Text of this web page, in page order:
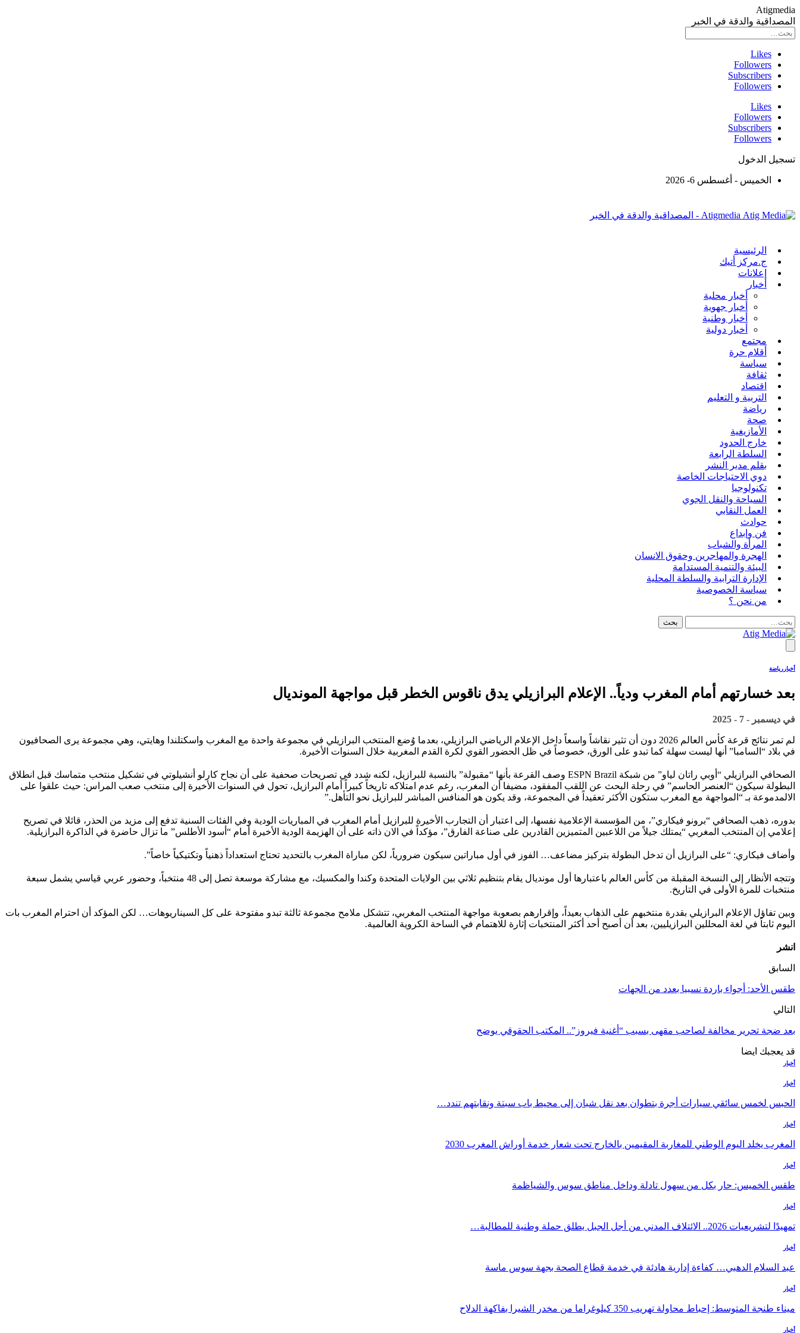
Atigmedia
المصداقية والدقة في الخبر
Likes
Followers
Subscribers
Followers
Likes
Followers
Subscribers
Followers
تسجيل الدخول
الخميس - أغسطس 6- 2026
Atigmedia - المصداقية والدقة في الخبر
الرئيسية
ج.مركز أتيك
إعلانات
أخبار
أخبار محلية
أخبار جهوية
أخبار وطنية
أخبار دولية
مجتمع
أقلام حرة
سياسة
ثقافة
اقتصاد
التربية و التعليم
رياضة
صحة
الأمازيغية
خارج الحدود
السلطة الرابعة
بقلم مدير النشر
دوي الاحتياجات الخاصة
تكنولوجيا
السياحة والنقل الجوي
العمل النقابي
حوادث
فن وإبداع
المرأة والشباب
الهجرة والمهاجرين وحقوق الانسان
البيئة والتنمية المستدامة
الإدارة الترابية والسلطة المحلية
سياسة الخصوصية
من نحن ؟
أخبار رياضة
بعد خسارتهم أمام المغرب ودياً.. الإعلام البرازيلي يدق ناقوس الخطر قبل مواجهة المونديال
في ديسمبر - 7 - 2025
لم تمر نتائج قرعة كأس العالم 2026 دون أن تثير نقاشاً واسعاً داخل الإعلام الرياضي البرازيلي، بعدما وُضع المنتخب البرازيلي في مجموعة واحدة مع المغرب واسكتلندا وهايتي، وهي مجموعة يرى الصحافيون
في بلاد “السامبا” أنها ليست سهلة كما تبدو على الورق، خصوصاً في ظل الحضور القوي لكرة القدم المغربية خلال السنوات الأخيرة.
الصحافي البرازيلي “أوبي راتان لياو” من شبكة ESPN Brazil وصف القرعة بأنها “مقبولة” بالنسبة للبرازيل، لكنه شدد في تصريحات صحفية على أن نجاح كارلو أنشيلوتي في تشكيل منتخب متماسك قبل انطلاق
البطولة سيكون “العنصر الحاسم” في رحلة البحث عن اللقب المفقود، مضيفا أن المغرب، رغم عدم امتلاكه تاريخاً كبيراً أمام البرازيل، تحول في السنوات الأخيرة إلى منتخب صعب المراس: حيث علقوا على
الالمدموعة بـ “المواجهة مع المغرب ستكون الأكثر تعقيداً في المجموعة، وقد يكون هو المنافس المباشر للبرازيل نحو التأهل.”
بدوره، ذهب الصحافي “برونو فيكاري”، من المؤسسة الإعلامية نفسها، إلى اعتبار أن التجارب الأخيرة للبرازيل أمام المغرب في المباريات الودية وفي الفئات السنية تدفع إلى مزيد من الحذر، قائلا في تصريح
إعلامي إن المنتخب المغربي “يمتلك جيلاً من اللاعبين المتميزين القادرين على صناعة الفارق”، مؤكداً في الان ذاته على أن الهزيمة الودية الأخيرة أمام “أسود الأطلس” ما تزال حاضرة في الذاكرة البرازيلية.
وأضاف فيكاري: “على البرازيل أن تدخل البطولة بتركيز مضاعف… الفوز في أول مباراتين سيكون ضرورياً، لكن مباراة المغرب بالتحديد تحتاج استعداداً ذهنياً وتكتيكياً خاصاً”.
وتتجه الأنظار إلى النسخة المقبلة من كأس العالم باعتبارها أول مونديال يقام بتنظيم ثلاثي بين الولايات المتحدة وكندا والمكسيك، مع مشاركة موسعة تصل إلى 48 منتخباً، وحضور عربي قياسي يشمل سبعة
منتخبات للمرة الأولى في التاريخ.
وبين تفاؤل الإعلام البرازيلي بقدرة منتخبهم على الذهاب بعيداً، وإقرارهم بصعوبة مواجهة المنتخب المغربي، تتشكل ملامح مجموعة ثالثة تبدو مفتوحة على كل السيناريوهات… لكن المؤكد أن احترام المغرب بات
اليوم ثابتاً في لغة المحللين البرازيليين، بعد أن أصبح أحد أكثر المنتخبات إثارة للاهتمام في الساحة الكروية العالمية.
انشر
السابق
طقس الأحد: أجواء باردة نسبيا بعدد من الجهات
التالي
بعد ضجة تحرير مخالفة لصاحب مقهى بسبب “أغنية فيروز”.. المكتب الحقوقي يوضح
قد يعجبك ايضا
أخبار
أخبار
الحبس لخمس سائقي سيارات أجرة بتطوان بعد نقل شبان إلى محيط باب سبتة ونقابتهم تندد…
أخبار
المغرب يخلد اليوم الوطني للمغاربة المقيمين بالخارج تحت شعار خدمة أوراش المغرب 2030
أخبار
طقس الخميس: ﺣﺎﺭ بكل من سهول تادلة وداخل مناطق سوس والشياظمة
أخبار
تمهيدًا لتشريعيات 2026.. الائتلاف المدني من أجل الجبل يطلق حملة وطنية للمطالبة…
أخبار
عبد السلام الدهبي… كفاءة إدارية هادئة في خدمة قطاع الصحة بجهة سوس ماسة
أخبار
ميناء طنجة المتوسط: إحباط محاولة تهريب 350 كيلوغراما من مخدر الشيرا بفاكهة الدلاح
أخبار